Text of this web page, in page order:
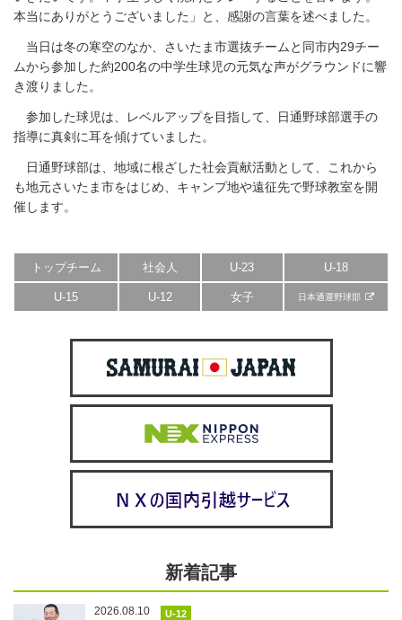
本当にありがとうございました」と、感謝の言葉を述べました。
当日は冬の寒空のなか、さいたま市選抜チームと同市内29チー
ムから参加した約200名の中学生球児の元気な声がグラウンドに響
き渡りました。
参加した球児は、レベルアップを目指して、日通野球部選手の
指導に真剣に耳を傾けていました。
日通野球部は、地域に根ざした社会貢献活動として、これから
も地元さいたま市をはじめ、キャンプ地や遠征先で野球教室を開
催します。
トップチーム 社会人 U-23 U-18
U-15 U-12 女子 日本通運野球部
新着記事
2026.08.10 U-12